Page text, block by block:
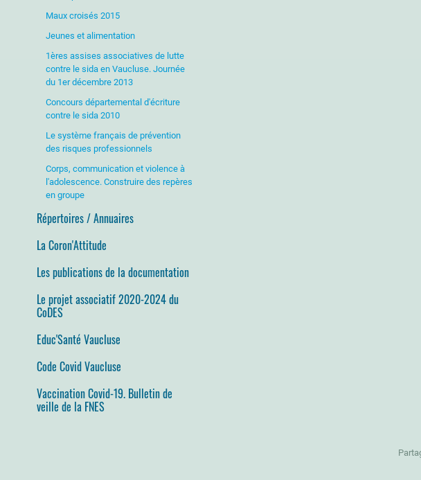
Maux croisés 2015
Jeunes et alimentation
1ères assises associatives de lutte
contre le sida en Vaucluse. Journée
du 1er décembre 2013
Concours départemental d'écriture
contre le sida 2010
Le système français de prévention
des risques professionnels
Corps, communication et violence à
l'adolescence. Construire des repères
en groupe
Répertoires / Annuaires
La Coron'Attitude
Les publications de la documentation
Le projet associatif 2020-2024 du
CoDES
Educ'Santé Vaucluse
Code Covid Vaucluse
Vaccination Covid-19. Bulletin de
veille de la FNES